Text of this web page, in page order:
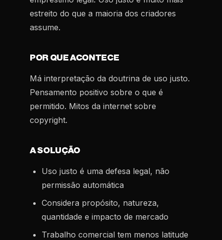
estreito do que a maioria dos criadores
assume.
POR QUE ACONTECE
Má interpretação da doutrina de uso justo.
Pensamento positivo sobre o que é
permitido. Mitos da internet sobre
copyright.
A SOLUÇÃO
Uso justo é uma defesa legal, não
permissão automática
Considera propósito, natureza,
quantidade e impacto de mercado
Trabalho comercial tem menos latitude